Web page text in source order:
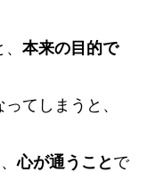
本来の目的で
てしまうと、
心が通うこと で